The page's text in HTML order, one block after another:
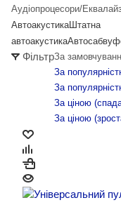
Аудіопроцесори/
АвтоакустикаШтатна
автоакустика
ФільтрЗа
За
За
За ціною
За ціною